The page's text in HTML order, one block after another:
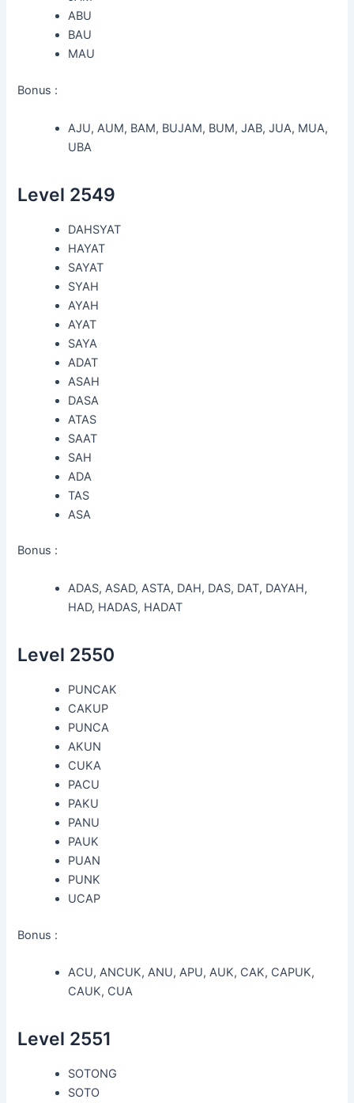
ABU
BAU
MAU
Bonus :
AJU, AUM, BAM, BUJAM, BUM, JAB, JUA, MUA,
UBA
Level 2549
DAHSYAT
HAYAT
SAYAT
SYAH
AYAH
AYAT
SAYA
ADAT
ASAH
DASA
ATAS
SAAT
SAH
ADA
TAS
ASA
Bonus :
ADAS, ASAD, ASTA, DAH, DAS, DAT, DAYAH,
HAD, HADAS, HADAT
Level 2550
PUNCAK
CAKUP
PUNCA
AKUN
CUKA
PACU
PAKU
PANU
PAUK
PUAN
PUNK
UCAP
Bonus :
ACU, ANCUK, ANU, APU, AUK, CAK, CAPUK,
CAUK, CUA
Level 2551
SOTONG
SOTO